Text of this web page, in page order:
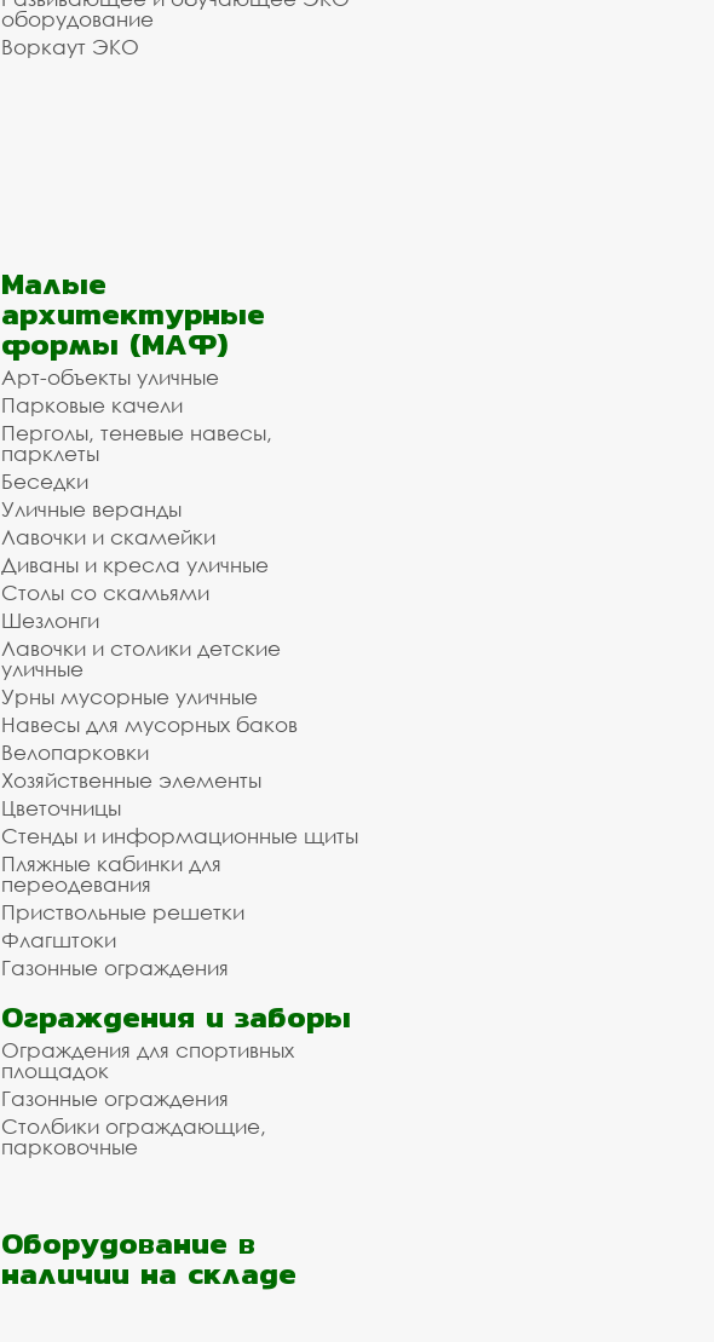
оборудование
Воркаут ЭКО
Малые
архитектурные
формы (МАФ)
Арт-объекты уличные
Парковые качели
Перголы, теневые навесы,
парклеты
Беседки
Уличные веранды
Лавочки и скамейки
Диваны и кресла уличные
Столы со скамьями
Шезлонги
Лавочки и столики детские
уличные
Урны мусорные уличные
Навесы для мусорных баков
Велопарковки
Хозяйственные элементы
Цветочницы
Стенды и информационные щиты
Пляжные кабинки для
переодевания
Приствольные решетки
Флагштоки
Газонные ограждения
Ограждения и заборы
Ограждения для спортивных
площадок
Газонные ограждения
Столбики ограждающие,
парковочные
Оборудование в
наличии на складе